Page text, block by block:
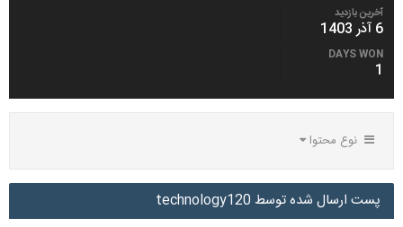
آخرین بازدید
6 آذر 1403
DAYS WON
1
نوع محتوا
پست ارسال شده توسط technology120